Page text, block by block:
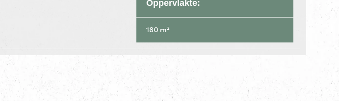
Oppervlakte:
180 m²